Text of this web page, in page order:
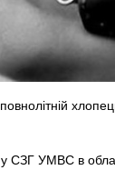
СЗГ УМВС в